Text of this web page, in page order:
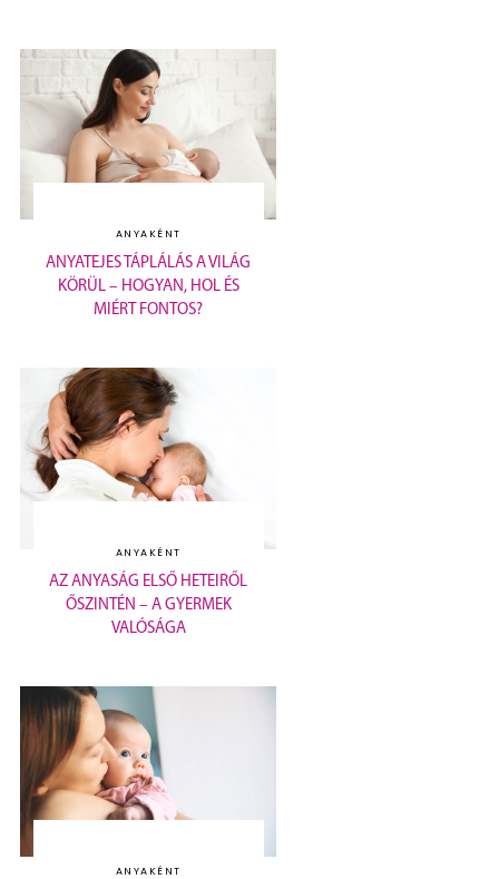
ANYAKÉNT
ANYATEJES TÁPLÁLÁS A VILÁG
KÖRÜL – HOGYAN, HOL ÉS
MIÉRT FONTOS?
ANYAKÉNT
AZ ANYASÁG ELSŐ HETEIRŐL
ŐSZINTÉN – A GYERMEK
VALÓSÁGA
ANYAKÉNT